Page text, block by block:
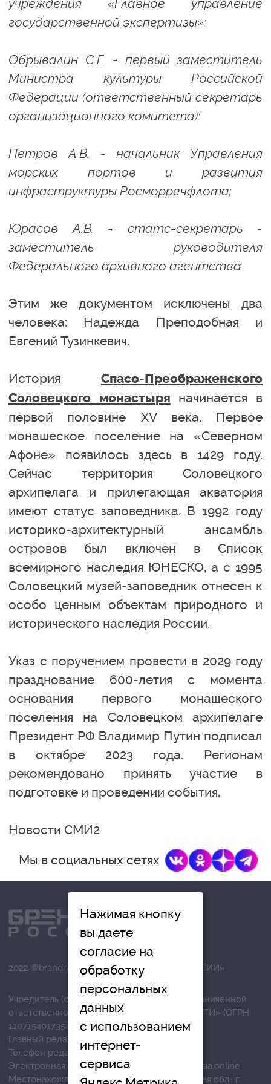
учреждения «Главное управление
государственной экспертизы»;
Обрывалин С.Г. - первый заместитель
Министра культуры Российской
Федерации (ответственный секретарь
организационного комитета);
Петров А.В. - начальник Управления
морских портов и развития
инфраструктуры Росморречфлота;
Юрасов А.В. - статс-секретарь -
заместитель руководителя
Федерального архивного агентства.
Этим же документом исключены два
человека: Надежда Преподобная и
Евгений Тузинкевич.
История Спасо-Преображенского
Соловецкого монастыря начинается в
первой половине XV века. Первое
монашеское поселение на «Северном
Афоне» появилось здесь в 1429 году.
Сейчас территория Соловецкого
архипелага и прилегающая акватория
имеют статус заповедника. В 1992 году
историко-архитектурный ансамбль
островов был включен в Список
всемирного наследия ЮНЕСКО, а с 1995
Соловецкий музей-заповедник отнесен к
особо ценным объектам природного и
исторического наследия России.
Указ с поручением провести в 2029 году
празднование 600-летия с момента
основания первого монашеского
поселения на Соловецком архипелаге
Президент РФ Владимир Путин подписал
в октябре 2023 года. Регионам
рекомендовано принять участие в
подготовке и проведении события.
Новости СМИ2
Мы в социальных сетях
2022 ©brandrussia.online | СИ «БРЕНДЫ РОССИИ»
Учредитель (соучредители): Общество с ограниченной
ответственностью «РЕГИОНАЛЬНЫЕ НОВОСТИ» (ОГРН
1107154017354)
Главный редактор: Вострикова О.Г.
Телефон редакции: +7 (4872) 710-803
Электронная почта редакции:
info@brandrussia.online
Местонахождение редакции: 300041, Тульская обл., г.
Нажимая кнопку
вы даете
согласие на
обработку
персональных
данных
с использованием
интернет-
сервиса